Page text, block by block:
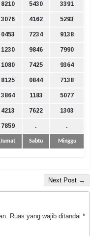
8210 5430 3391
3076 4162 5293
0453 7234 9138
1230 9846 7990
1080 7425 9364
8125 0844 7138
3864 1183 5077
4213 7622 1303
7859 . .
Jumat Sabtu Minggu
Next Post →
Ruas yang wajib ditandai *